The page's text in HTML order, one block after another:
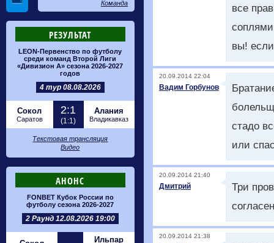
Команда
РЕЗУЛЬТАТ
LEON-Первенство по футболу
среди команд Второй Лиги
«Дивизион А» сезона 2026-2027
годов
4 тур 08.08.2026
Сокол
Саратов
2:1
(1:1)
Алания
Владикавказ
Текстовая трансляция
Видео
АНОНС
FONBET Кубок России по
футболу сезона 2026-2027
2 Раунд 12.08.2026 19:00
Ильпар
все
вы!
20.09.2014 22:04
Вадим Горбунов
стадо
или
20.09.2014 21:40
Дмитрий
Три
20.09.2014 21:38